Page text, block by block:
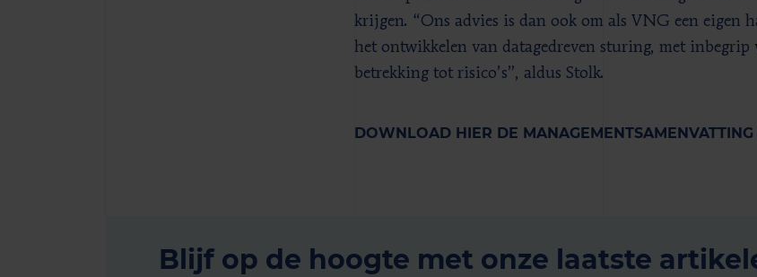
krijgen. “Ons advies is dan ook om als VNG een eigen
het ontwikkelen van datagedreven sturing, met inbegrip
betrekking tot risico’s”, aldus Stolk.
DOWNLOAD HIER DE MANAGEMENTSAMENVATTING
Blijf op de hoogte met onze laatste